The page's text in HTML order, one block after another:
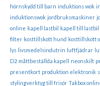
hörnskydd till barn induktions wok
induktionswok jordbruksmaskiner
online kapell lastbil kapell till lastbil
filter kosttillskott hund kosttillskott
lys livsmedelsindutrin luftfjädrar
D2 måttbeställda kapell neonskilt
presentkort produktion elektronik
stylingverktyg till frisör Takbox